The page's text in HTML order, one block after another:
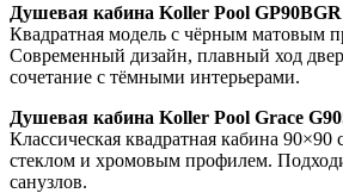
Душевая кабина Koller Pool
Квадратная модель с чёрным матовым
Современный дизайн, плавный ход
сочетание с тёмными интерьерами.
Душевая кабина Koller Pool Grace
Классическая квадратная кабина
стеклом и хромовым профилем.
санузлов.